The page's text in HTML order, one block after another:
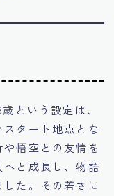
という設定は、
タート地点とな
悟空との友情を
と成長し、物語
た。その若さに